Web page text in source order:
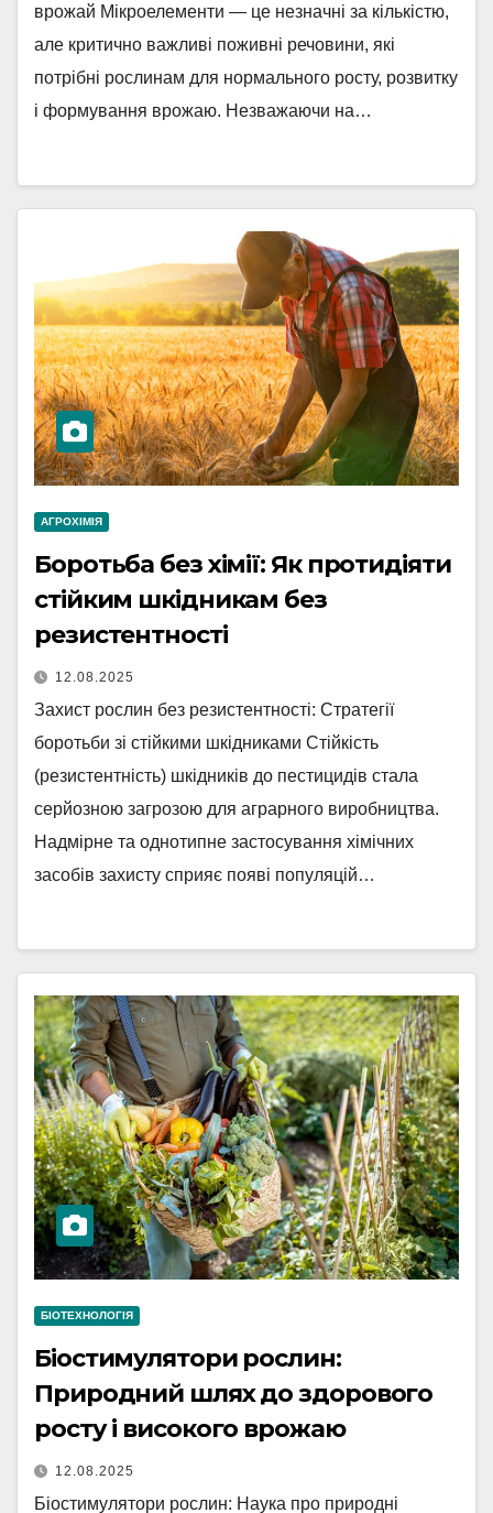
врожай Мікроелементи — це незначні за кількістю,
але критично важливі поживні речовини, які
потрібні рослинам для нормального росту, розвитку
і формування врожаю. Незважаючи на…
АГРОХІМІЯ
Боротьба без хімії: Як протидіяти
стійким шкідникам без
резистентності
12.08.2025
Захист рослин без резистентності: Стратегії
боротьби зі стійкими шкідниками Стійкість
(резистентність) шкідників до пестицидів стала
серйозною загрозою для аграрного виробництва.
Надмірне та однотипне застосування хімічних
засобів захисту сприяє появі популяцій…
БІОТЕХНОЛОГІЯ
Біостимулятори рослин:
Природний шлях до здорового
росту і високого врожаю
12.08.2025
Біостимулятори рослин: Наука про природні